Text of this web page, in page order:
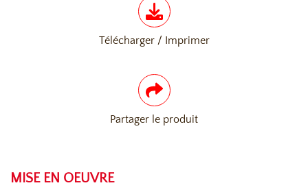
Télécharger / Imprimer
Partager le produit
MISE EN OEUVRE